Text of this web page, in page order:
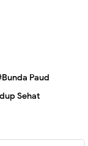
Paud
Sehat